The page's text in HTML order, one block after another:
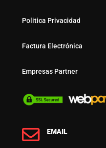
Politica Privacidad
Factura Electrónica
Empresas Partner
 EMAIL